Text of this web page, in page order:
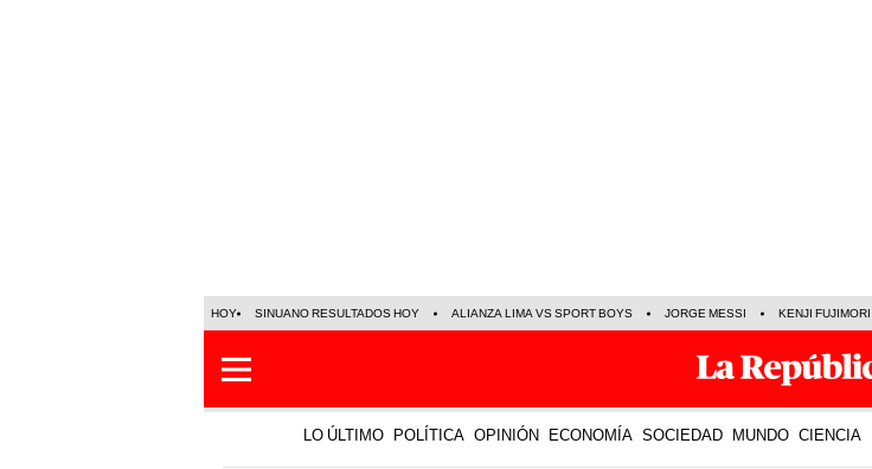
HOY SINUANO RESULTADOS HOY ALIANZA LIMA VS SPORT BOYS JORGE MESSI KENJI FUJIMORI
LO ÚLTIMO POLÍTICA OPINIÓN ECONOMÍA SOCIEDAD MUNDO CIENCIA